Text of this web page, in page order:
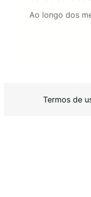
Ao longo dos
Termos de